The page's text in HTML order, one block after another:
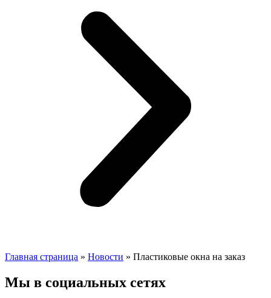
Главная страница » Новости » Пластиковые окна на заказ
Мы в социальных сетях